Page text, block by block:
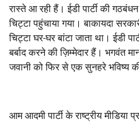
रास्ते आ रही हैं। ईडी पार्टी की
चिट्टा पहुंचाया गया। बाकायदा
चिट्टा घर-घर बांटा जाता था। ईडी
बर्बाद करने की ज़िम्मेदार हैं। भगवंत
जवानी को फिर से एक सुनहरे भविष्य
आम आदमी पार्टी के राष्ट्रीय मीडिया